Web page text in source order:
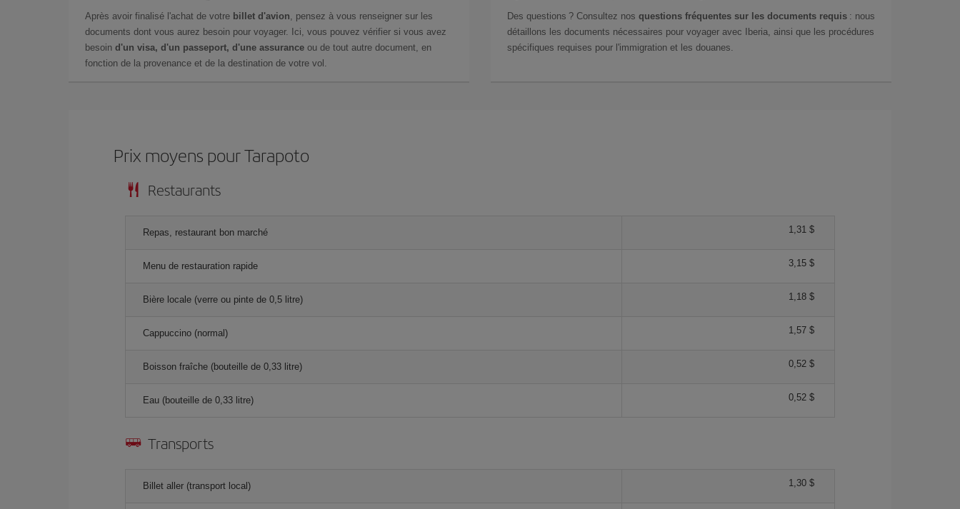
Après avoir finalisé l'achat de votre billet d'avion , pensez à vous renseigner sur les
documents dont vous aurez besoin pour voyager. Ici, vous pouvez vérifier si vous avez
besoin d'un visa, d'un passeport, d'une assurance ou de tout autre document, en
fonction de la provenance et de la destination de votre vol.
Des questions ? Consultez nos questions fréquentes sur les documents requis : nous
détaillons les documents nécessaires pour voyager avec Iberia, ainsi que les procédures
spécifiques requises pour l'immigration et les douanes.
Prix ​​moyens pour Tarapoto
Restaurants
Repas, restaurant bon marché 1,31 $
Menu de restauration rapide 3,15 $
Bière locale (verre ou pinte de 0,5 litre) 1,18 $
Cappuccino (normal) 1,57 $
Boisson fraîche (bouteille de 0,33 litre) 0,52 $
Eau (bouteille de 0,33 litre) 0,52 $
Transports
Billet aller (transport local) 1,30 $